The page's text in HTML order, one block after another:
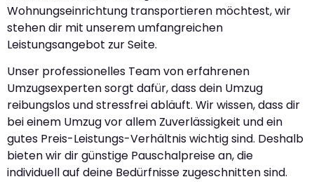
Wohnungseinrichtung transportieren möchtest, wir
stehen dir mit unserem umfangreichen
Leistungsangebot zur Seite.
Unser professionelles Team von erfahrenen
Umzugsexperten sorgt dafür, dass dein Umzug
reibungslos und stressfrei abläuft. Wir wissen, dass dir
bei einem Umzug vor allem Zuverlässigkeit und ein
gutes Preis-Leistungs-Verhältnis wichtig sind. Deshalb
bieten wir dir günstige Pauschalpreise an, die
individuell auf deine Bedürfnisse zugeschnitten sind.